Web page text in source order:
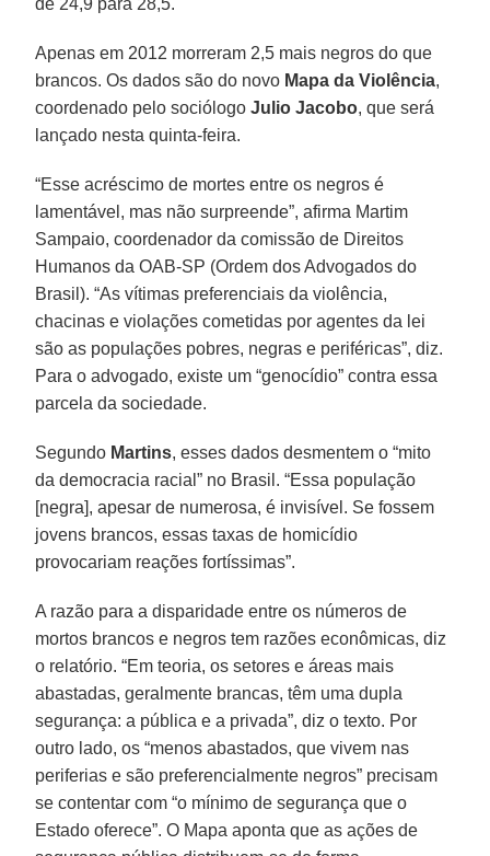
Apenas em 2012 morreram 2,5 mais negros do que
brancos. Os dados são do novo Mapa da Violência,
coordenado pelo sociólogoJulio Jacobo, que será
lançado nesta quinta-feira.
“Esse acréscimo de mortes entre os negros é
lamentável, mas não surpreende”, afirma Martim
Sampaio, coordenador da comissão de Direitos
Humanos da OAB-SP (Ordem dos Advogados do
Brasil). “As vítimas preferenciais da violência,
chacinas e violações cometidas por agentes da lei
são as populações pobres, negras e periféricas”, diz.
Para o advogado, existe um “genocídio” contra essa
parcela da sociedade.
Segundo Martins, esses dados desmentem o “mito
da democracia racial” no Brasil. “Essa população
[negra], apesar de numerosa, é invisível. Se fossem
jovens brancos, essas taxas de homicídio
provocariam reações fortíssimas”.
A razão para a disparidade entre os números de
mortos brancos e negros tem razões econômicas, diz
o relatório. “Em teoria, os setores e áreas mais
abastadas, geralmente brancas, têm uma dupla
segurança: a pública e a privada”, diz o texto. Por
outro lado, os “menos abastados, que vivem nas
periferias e são preferencialmente negros” precisam
se contentar com “o mínimo de segurança que o
Estado oferece”. O Mapa aponta que as ações de